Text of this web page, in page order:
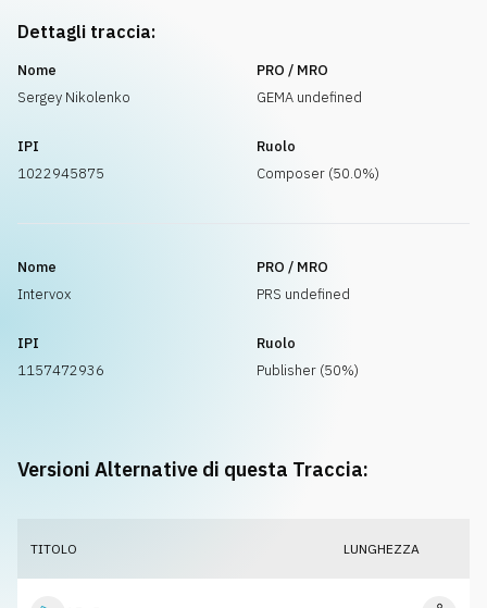
Dettagli traccia:
Nome
Sergey Nikolenko
PRO / MRO
GEMA undefined
IPI
1022945875
Ruolo
Composer (50.0%)
Nome
Intervox
PRO / MRO
PRS undefined
IPI
1157472936
Ruolo
Publisher (50%)
Versioni Alternative di questa Traccia:
TITOLO LUNGHEZZA